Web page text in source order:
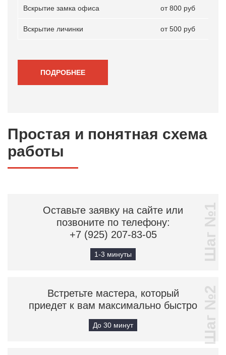
Простая и понятная схема
работы
Оставьте заявку на сайте или
позвоните по телефону:
+7 (925) 207-83-05
1-3 минуты Шаг №1
Встретьте мастера, который
приедет к вам максимально быстро
До 30 минут Шаг №2
Вскрытие замка офиса от 800 руб
Вскрытие личинки от 500 руб
ПОДРОБНЕЕ